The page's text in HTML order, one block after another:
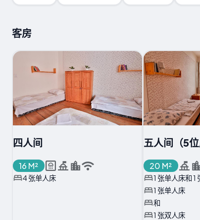
客房
四人间
16 M²
4 张单人床
五人间（5位
20 M²
1 张单人床和 1
1 张单人床
和
1 张双人床